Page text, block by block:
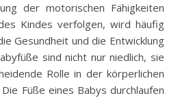
der motorischen Fähigkeiten
Kindes verfolgen, wird häufig
Gesundheit und die Entwicklung
sind nicht nur niedlich, sie
Rolle in der körperlichen
Füße eines Babys durchlaufen